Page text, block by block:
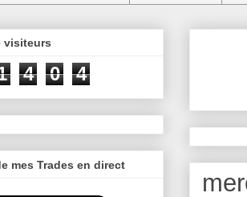
visiteurs
4 0 4
mes Trades en direct